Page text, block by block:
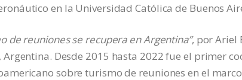
en la Universidad Católica de Buenos
de reuniones se recupera en Argentina”, por Ariel
Argentina. Desde 2015 hasta 2022 fue el primer
sobre turismo de reuniones en el